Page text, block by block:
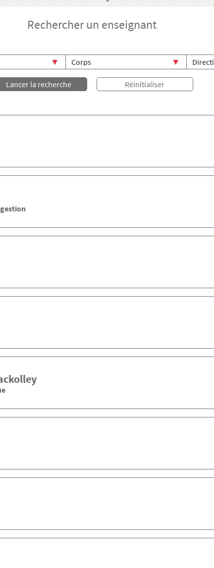
Rechercher un enseignant